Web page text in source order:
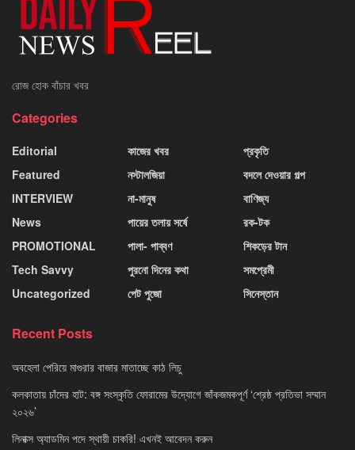
রোজ হোক বাঁচার খবর
Categories
Editorial
Featured
INTERVIEW
News
PROMOTIONAL
Tech Savvy
Uncategorized
কাজের খবর
নস্টালজিয়া
না-মানুষ
পায়ের তলায় সর্ষে
পালা- পাব্বণ
পুরনো দিনের কথা
পেট পুজো
প্রকৃতি
বদলে দেওয়ার গল্প
বাণিজ্য
রক-টক
শিকড়ের টান
সমপ্রেমী
সিনেস্তান
Recent Posts
অবহেলা পেরিয়ে মাগুরার বাজার মাতাচ্ছে কাঠ লিচু
কলকাতায় চাঁদের হাট: বঙ্গ সংস্কৃতি ফোরামের উদ্যোগে জাঁকজমকপূর্ণ ‘শ্রেষ্ঠ প্রতিভা সম্মান
২০২৬’
লিনাক্স অ্যাডমিন পদে স্থায়ী চাকরি! এখনই আবেদন করুন